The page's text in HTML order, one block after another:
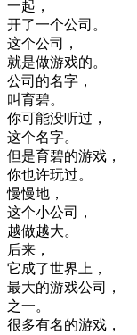
一起 ，
开了一个公司 。
这个公司
，
就是做游戏的。
公司 的名字 ，
叫育碧。
你可能没听过 ，
这个名字。
但是育碧的游戏 ，
你也许玩过。
慢慢地 ，
这个小公司
，
越做越大。
后来 ，
它成了世界上 ，
最大的游戏公司
，
之一。
很多有名的游戏 ，